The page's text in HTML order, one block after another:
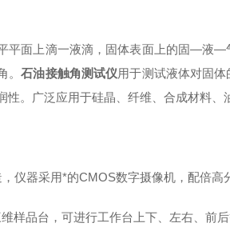
平面上滴一液滴，固体表面上的固—
。石油接触角测试仪用于测试液体对固
性。广泛应用于硅晶、纤维、合成材料
仪器采用*的CMOS数字摄像机，配倍高
样品台，可进行工作台上下、左右、前